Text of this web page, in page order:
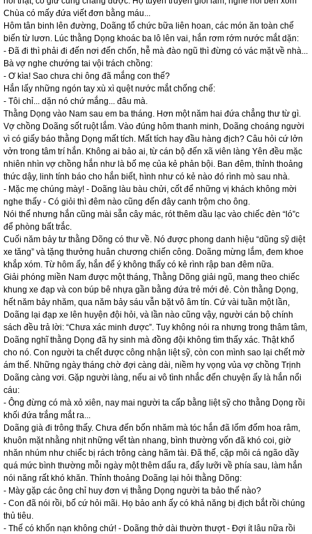
Chùa có mấy đứa viết đơn bằng máu...
Hôm tân binh lên đường, Doãng tổ chức bữa liên hoan, các món ăn toàn chế
biến từ lươn. Lúc thằng Dọng khoác ba lô lên vai, hắn rơm rớm nước mắt dặn:
- Đã đi thì phải đi đến nơi đến chốn, hễ mà đào ngũ thì đừng có vác mặt về nhà...
Bà vợ nghe chướng tai vội trách chồng:
- Ơ kìa! Sao chưa chi ông đã mắng con thế?
Hắn lấy những ngón tay xù xì quệt nước mắt chống chế:
- Tôi chỉ... dặn nó chứ mắng... đâu mà.
Thằng Dọng vào Nam sau em ba tháng. Hơn một năm hai đứa chẳng thư từ gì.
Vợ chồng Doãng sốt ruột lắm. Vào đúng hôm thanh minh, Doãng choáng người
vì có giấy báo thằng Dọng mất tích. Mất tích hay đầu hàng địch? Câu hỏi cứ lởn
vởn trong tâm trí hắn. Không ai bảo ai, từ cán bộ đến xã viên làng Yên đều mặc
nhiên nhìn vợ chồng hắn như là bố mẹ của kẻ phản bội. Ban đêm, thỉnh thoảng
thức dậy, linh tính báo cho hắn biết, hình như có kẻ nào đó rình mò sau nhà.
- Mặc mẹ chúng mày! - Doãng làu bàu chửi, cốt để những vị khách không mời
nghe thấy - Có giỏi thì đêm nào cũng đến đây canh trộm cho ông.
Nói thế nhưng hắn cũng mài sẵn cây mác, rót thêm dầu lạc vào chiếc đèn “ló”c
để phòng bất trắc.
Cuối năm bảy tư thằng Dõng có thư về. Nó được phong danh hiệu “dũng sỹ diệt
xe tăng” và tặng thưởng huân chương chiến công. Doãng mừng lắm, đem khoe
khắp xóm. Từ hôm ấy, hắn để ý không thấy có kẻ rình rập ban đêm nữa.
Giải phóng miền Nam được một tháng, Thằng Dõng giải ngũ, mang theo chiếc
khung xe đạp và con búp bê nhựa gần bằng đứa trẻ mới đẻ. Còn thằng Dọng,
hết năm bảy nhăm, qua năm bảy sáu vẫn bặt vô âm tín. Cứ vài tuần một lần,
Doãng lại đạp xe lên huyện đội hỏi, và lần nào cũng vậy, người cán bộ chính
sách đều trả lời: “Chưa xác minh được”. Tuy không nói ra nhưng trong thâm tâm,
Doãng nghĩ thằng Dọng đã hy sinh mà đồng đội không tìm thấy xác. Thật khổ
cho nó. Con người ta chết được công nhận liệt sỹ, còn con mình sao lại chết mờ
ám thế. Những ngày tháng chờ đợi càng dài, niềm hy vọng vủa vợ chồng Trịnh
Doãng càng vơi. Gặp người làng, nếu ai vô tình nhắc đến chuyện ấy là hắn nổi
cáu:
- Ông đừng có mà xỏ xiên, nay mai người ta cấp bằng liệt sỹ cho thằng Dọng rồi
khối đứa trắng mắt ra...
Doãng già đi trông thấy. Chưa đến bốn nhăm mà tóc hắn đã lốm đốm hoa râm,
khuôn mặt nhằng nhịt những vết tàn nhang, bình thường vốn đã khó coi, giờ
nhăn nhúm như chiếc bị rách trông càng hãm tài. Đã thế, cặp môi cá ngão dầy
quá mức bình thường mỗi ngày một thêm dẩu ra, đẩy lưỡi về phía sau, làm hắn
nói năng rất khó khăn. Thỉnh thoảng Doãng lại hỏi thằng Dõng:
- Mày gặp các ông chỉ huy đơn vị thằng Dọng người ta bảo thế nào?
- Con đã nói rồi, bố cứ hỏi mãi. Họ bảo anh ấy có khả năng bị địch bắt rồi chúng
thủ tiêu.
- Thế có khốn nạn không chứ! - Doãng thở dài thườn thượt - Đợi ít lâu nữa rồi